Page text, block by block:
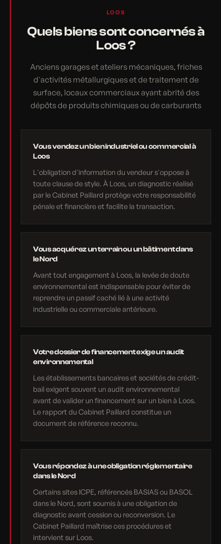
LOOS
Quels biens sont concernés à
Loos ?
Anciens garages et ateliers mécaniques, friches
d'activités métallurgiques et de traitement de
surface, locaux commerciaux ayant abrité des
dépôts de produits chimiques ou de carburants
Vous vendez un bien industriel ou commercial à
Loos
L'obligation d'information du vendeur s'oppose à
toute clause de style. À Loos, un diagnostic réalisé
par le Cabinet Paillard protège votre responsabilité
pénale et financière et facilite la transaction.
Vous acquérez un terrain ou un bâtiment dans
le Nord
Avant tout engagement à Loos, la levée de doute
environnemental est indispensable pour éviter de
reprendre un passif caché lié à une activité
industrielle ou commerciale antérieure.
Votre dossier de financement exige un audit
environnemental
Les établissements bancaires et sociétés de crédit-
bail exigent souvent un audit environnemental
avant de valider un financement sur un bien à Loos.
Le rapport du Cabinet Paillard constitue un
document de référence reconnu.
Vous répondez à une obligation réglementaire
dans le Nord
Certains sites ICPE, référencés BASIAS ou BASOL
dans le Nord, sont soumis à une obligation de
diagnostic avant cession ou reconversion. Le
Cabinet Paillard maîtrise ces procédures et
intervient sur Loos.